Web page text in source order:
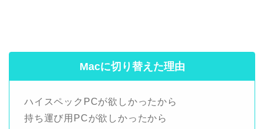
Macに切り替えた理由
ハイスペックPCが欲しかったから
持ち運び用PCが欲しかったから